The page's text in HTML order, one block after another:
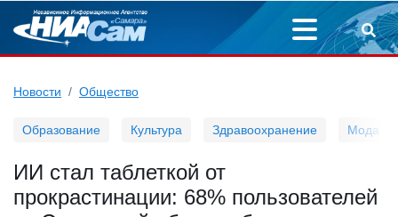
Новости Общество
Образование Культура Здравоохранение Мода
ИИ стал таблеткой от
прокрастинации: 68% пользователей